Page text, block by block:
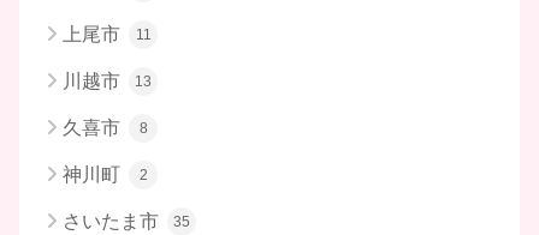
上尾市 11
川越市 13
久喜市 8
神川町 2
さいたま市 35